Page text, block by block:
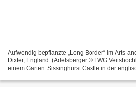
Aufwendig bepflanzte „Long Border“ im Arts-
Dixter, England. (Adelsberger © LWG
einem Garten: Sissinghurst Castle in der